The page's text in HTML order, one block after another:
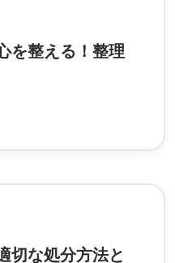
を整える！整理
切な処分方法と